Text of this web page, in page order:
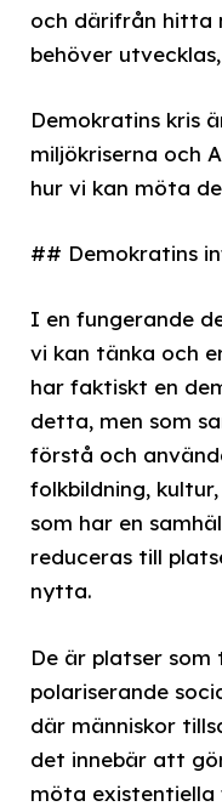
och därifrån hitta
behöver
Demokratins kris
miljökriserna och
hur vi kan möta
## Demokratins
I en fungerande
vi kan tänka och
har faktiskt en
detta, men som
förstå och
folkbildning,
som har en
reduceras till
nytta.
De är platser som
polariserande
där människor
det innebär att
möta